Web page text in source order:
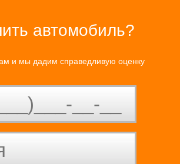
автомобиль?
и мы дадим справедливую оценку